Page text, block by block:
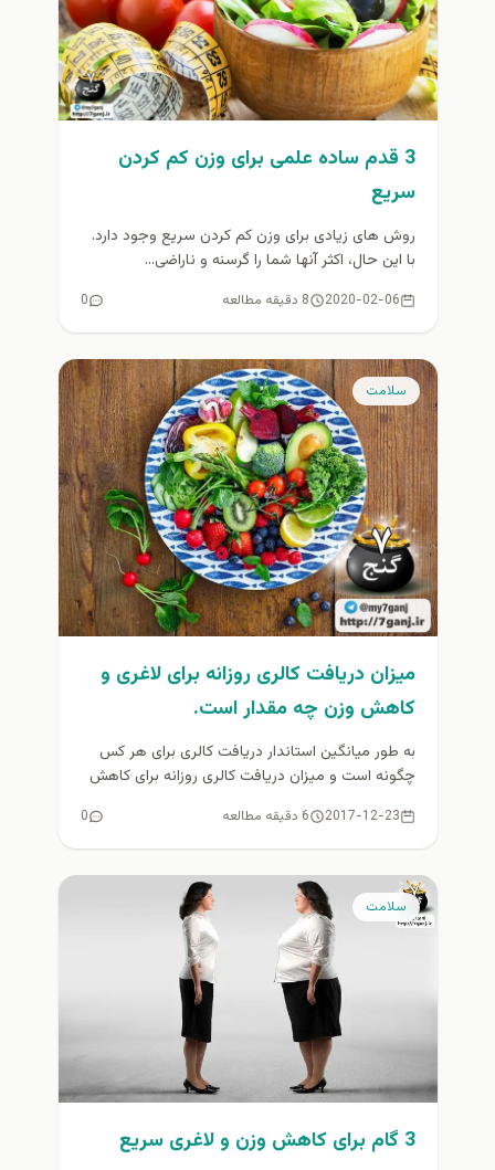
3 قدم ساده علمی برای وزن کم کردن
سریع
روش های زیادی برای وزن کم کردن سریع وجود دارد.
با این حال، اکثر آنها شما را گرسنه و ناراضی...
2020-02-06 8 دقیقه مطالعه 0
سلامت
میزان دریافت کالری روزانه برای لاغری و
کاهش وزن چه مقدار است.
به طور میانگین استاندار دریافت کالری برای هر کس
چگونه است و میزان دریافت کالری روزانه برای کاهش
2017-12-23 6 دقیقه مطالعه 0
سلامت
3 گام برای کاهش وزن و لاغری سریع